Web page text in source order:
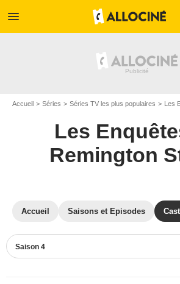
menu
Accueil Séries Séries TV les plus populaires Les
Les
Remington
Accueil Saisons et Episodes
Saison 4